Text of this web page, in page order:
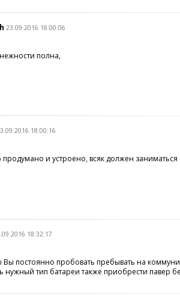
23.09.2016 18:00:06
полна,
18:00:16
и устроено, всяк должен
18:32:17
постоянно пробовать пребывать на
нужный тип батареи также приобрести павер